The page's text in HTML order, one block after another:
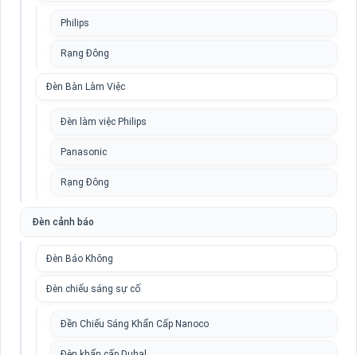
Philips
Rạng Đông
Đèn Bàn Làm Việc
Đèn làm việc Philips
Panasonic
Rạng Đông
Đèn cảnh báo
Đèn Báo Không
Đèn chiếu sáng sự cố
Đền Chiếu Sáng Khẩn Cấp Nanoco